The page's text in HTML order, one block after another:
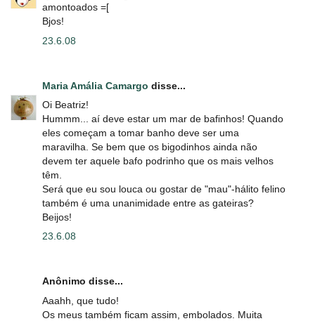
amontoados =[
Bjos!
23.6.08
Maria Amália Camargo disse...
Oi Beatriz!
Hummm... aí deve estar um mar de bafinhos! Quando
eles começam a tomar banho deve ser uma
maravilha. Se bem que os bigodinhos ainda não
devem ter aquele bafo podrinho que os mais velhos
têm.
Será que eu sou louca ou gostar de "mau"-hálito felino
também é uma unanimidade entre as gateiras?
Beijos!
23.6.08
Anônimo disse...
Aaahh, que tudo!
Os meus também ficam assim, embolados. Muita